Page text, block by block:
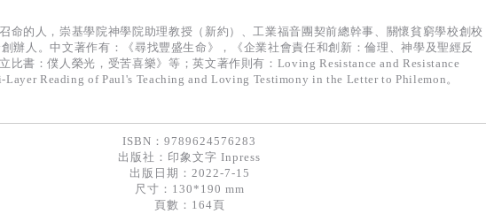
命的人，崇基學院神學院助理教授（新約）、工業福音團契前總幹事、關懷貧窮學校創校
辦人。中文著作有：《尋找豐盛生命》，《企業社會責任和創新：倫理、神學及聖經反
比書：僕人榮光，受苦喜樂》等；英文著作則有：Loving Resistance and Resistance
Reading of Paul's Teaching and Loving Testimony in the Letter to Philemon。
ISBN：9789624576283
出版社： 印象文字 Inpress
出版日期：2022-7-15
尺寸：130*190 mm
頁數：164頁